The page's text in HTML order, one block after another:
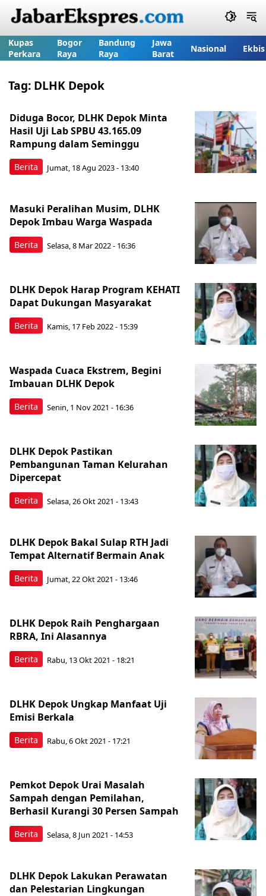
Kupas
Perkara
Bogor
Raya
Bandung
Raya
Jawa
Barat
Nasional Ekbis
Tag: DLHK Depok
Berita
Diduga Bocor, DLHK Depok Minta
Hasil Uji Lab SPBU 43.165.09
Rampung dalam Seminggu
Jumat, 18 Agu 2023 - 13:40
Berita
Masuki Peralihan Musim, DLHK
Depok Imbau Warga Waspada
Selasa, 8 Mar 2022 - 16:36
Berita
DLHK Depok Harap Program KEHATI
Dapat Dukungan Masyarakat
Kamis, 17 Feb 2022 - 15:39
Berita
Waspada Cuaca Ekstrem, Begini
Imbauan DLHK Depok
Senin, 1 Nov 2021 - 16:36
Berita
DLHK Depok Pastikan
Pembangunan Taman Kelurahan
Dipercepat
Selasa, 26 Okt 2021 - 13:43
Berita
DLHK Depok Bakal Sulap RTH Jadi
Tempat Alternatif Bermain Anak
Jumat, 22 Okt 2021 - 13:46
Berita
DLHK Depok Raih Penghargaan
RBRA, Ini Alasannya
Rabu, 13 Okt 2021 - 18:21
Berita
DLHK Depok Ungkap Manfaat Uji
Emisi Berkala
Rabu, 6 Okt 2021 - 17:21
Berita
Pemkot Depok Urai Masalah
Sampah dengan Pemilahan,
Berhasil Kurangi 30 Persen Sampah
Selasa, 8 Jun 2021 - 14:53
DLHK Depok Lakukan Perawatan
dan Pelestarian Lingkungan